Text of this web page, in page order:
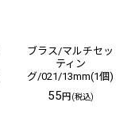
ブラス/マルチセッ
ティン
グ/021/13mm(1個)
55 円 (税込)